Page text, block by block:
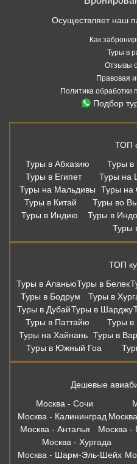
Осуществляет наш
Как
Туры в
Отзывы
Правовая
Политика обработки
Подбор
ТОП
Туры в Абхазию
Туры в
Туры в Египет
Туры на
Туры на Мальдивы
Туры на
Туры в Китай
Туры во
Туры в Индию
Туры в
Туры
ТОП
Туры в АланьюТуры в Белек
Туры в Бодрум
Туры в
Туры в ДубайТуры в Шарджу
Туры в Паттайю
Туры в
Туры на Хайнань Туры в
Туры в Южный Гоа
Дешевые
Москва - Сочи
Москва - Калининград
Москва - Анталья
Москва -
Москва - Хургада
Москва - Шарм-Эль-Шейх